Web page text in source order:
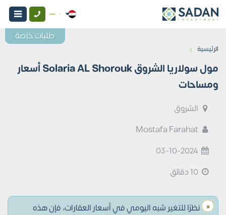
الرئيسية ›
مول سولاريا الشروق Solaria AL Shorouk أسعار
ومساحات
الشروق
Mostafa Farahat
03-10-2024
× نظرًا للتغير شبه اليومي في أسعار العقارات، فإن هذه
طلبات خاصة